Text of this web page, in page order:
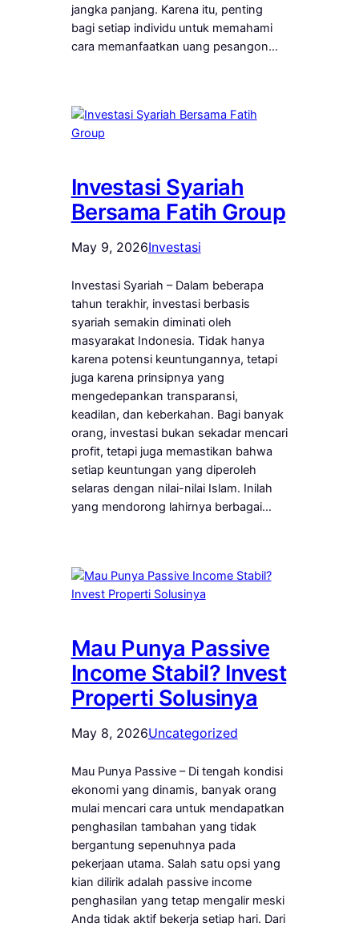
jangka panjang. Karena itu, penting
bagi setiap individu untuk memahami
cara memanfaatkan uang pesangon…
Investasi Syariah
Bersama Fatih Group
May 9, 2026Investasi
Investasi Syariah – Dalam beberapa
tahun terakhir, investasi berbasis
syariah semakin diminati oleh
masyarakat Indonesia. Tidak hanya
karena potensi keuntungannya, tetapi
juga karena prinsipnya yang
mengedepankan transparansi,
keadilan, dan keberkahan. Bagi banyak
orang, investasi bukan sekadar mencari
profit, tetapi juga memastikan bahwa
setiap keuntungan yang diperoleh
selaras dengan nilai-nilai Islam. Inilah
yang mendorong lahirnya berbagai…
Mau Punya Passive
Income Stabil? Invest
Properti Solusinya
May 8, 2026Uncategorized
Mau Punya Passive – Di tengah kondisi
ekonomi yang dinamis, banyak orang
mulai mencari cara untuk mendapatkan
penghasilan tambahan yang tidak
bergantung sepenuhnya pada
pekerjaan utama. Salah satu opsi yang
kian dilirik adalah passive income
penghasilan yang tetap mengalir meski
Anda tidak aktif bekerja setiap hari. Dari